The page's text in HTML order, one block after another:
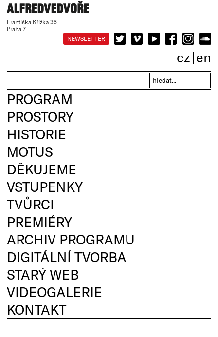
Františka Křížka 36
Praha 7
NEWSLETTER
cz en
PROGRAM
PROSTORY
HISTORIE
MOTUS
DĚKUJEME
VSTUPENKY
TVŮRCI
PREMIÉRY
ARCHIV PROGRAMU
DIGITÁLNÍ TVORBA
STARÝ WEB
VIDEOGALERIE
KONTAKT